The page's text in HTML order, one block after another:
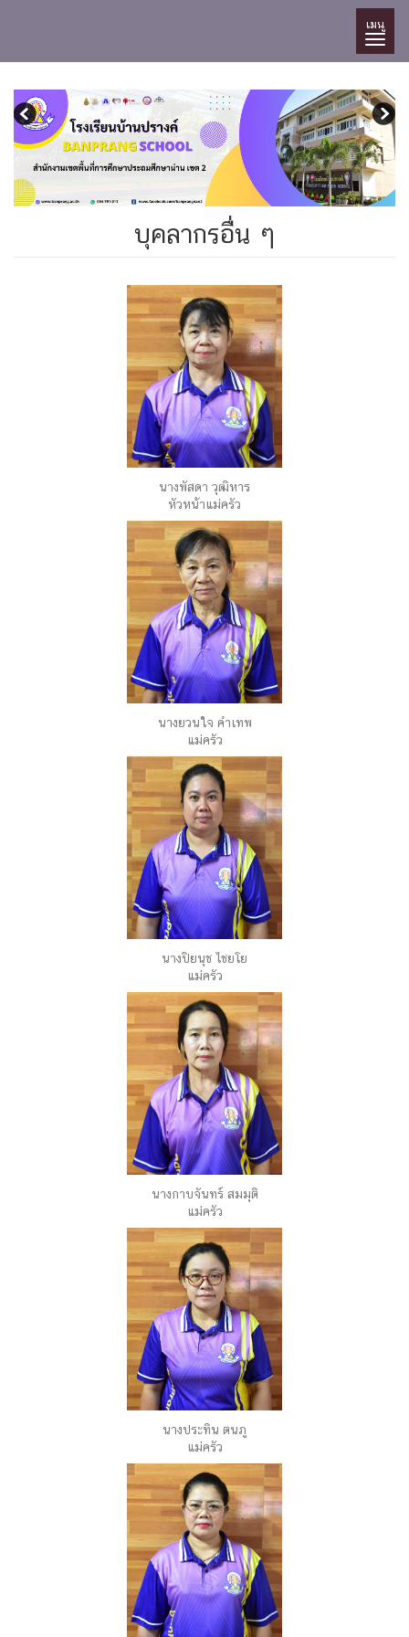
เมนู
บุคลากรอื่น ๆ
นางพัสดา วุฒิหาร
หัวหน้าแม่ครัว
นางยวนใจ คำเทพ
แม่ครัว
นางปิยนุช ไชยโย
แม่ครัว
นางกาบจันทร์ สมมุติ
แม่ครัว
นางประทิน ตนภู
แม่ครัว